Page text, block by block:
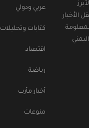
الأخبار
عربي ودولي
كتابات وتحليلات
اقتصاد
رياضة
أخبار مأرب
منوعات